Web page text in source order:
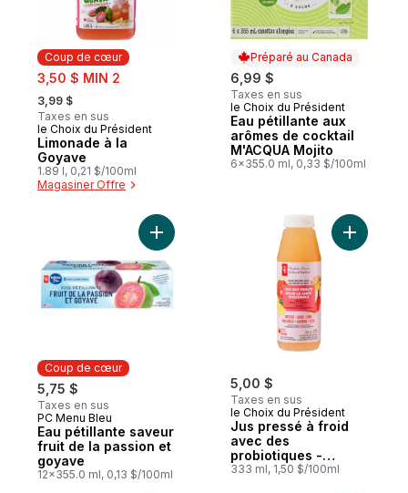
Coup de cœur
sale:
3,50 $ MIN 2
, formerly:
3,99 $
Taxes en sus
Coup de cœur
le Choix du Président
Limonade à la
Goyave
1.89 l, 0,21 $/100ml
Magasiner Offre
Préparé au Canada
6,99 $
Taxes en sus
Préparé au Canada
le Choix du Président
Eau pétillante aux
arômes de cocktail
M'ACQUA Mojito
6x355.0 ml, 0,33 $/100ml
Coup de cœur
5,75 $
Taxes en sus
Coup de cœur
PC Menu Bleu
Eau pétillante saveur
fruit de la passion et
goyave
12x355.0 ml, 0,13 $/100ml
5,00 $
Taxes en sus
le Choix du Président
Jus pressé à froid
avec des
probiotiques -
pamplemousse,
333 ml, 1,50 $/100ml
Ajouter